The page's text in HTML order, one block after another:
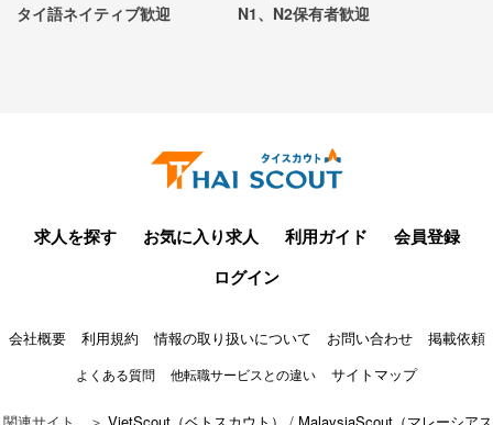
タイ語ネイティブ歓迎
N1、N2保有者歓迎
求人を探す お気に入り求人 利用ガイド
会員登録
ログイン
会社概要 利用規約 情報の取り扱いについて お問い合わせ 掲載依頼
よくある質問 他転職サービスとの違い サイトマップ
関連サイト ＞ VietScout（ベトスカウト） / MalaysiaScout（マレーシアス